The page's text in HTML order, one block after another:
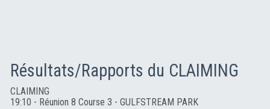
Résultats/Rapports du CLAIMING
CLAIMING
19:10 - Réunion 8 Course 3 - GULFSTREAM PARK